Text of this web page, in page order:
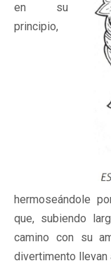
en su
principio,
hermoseándole
que, subiendo
camino con su
divertimento